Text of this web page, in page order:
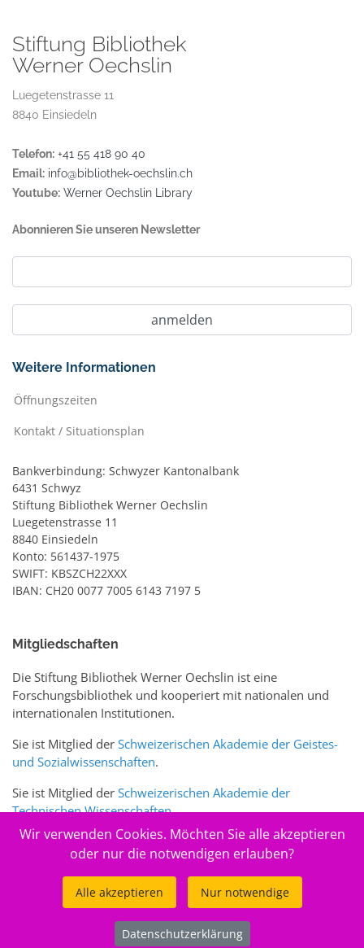
Stiftung Bibliothek
Werner Oechslin
Luegetenstrasse 11
8840 Einsiedeln
Telefon: +41 55 418 90 40
Email: info@bibliothek-oechslin.ch
Youtube: Werner Oechslin Library
Abonnieren Sie unseren Newsletter
Weitere Informationen
Öffnungszeiten
Kontakt / Situationsplan
Bankverbindung: Schwyzer Kantonalbank
6431 Schwyz
Stiftung Bibliothek Werner Oechslin
Luegetenstrasse 11
8840 Einsiedeln
Konto: 561437-1975
SWIFT: KBSZCH22XXX
IBAN: CH20 0077 7005 6143 7197 5
Mitgliedschaften
Die Stiftung Bibliothek Werner Oechslin ist eine
Forschungsbibliothek und kooperiert mit nationalen und
internationalen Institutionen.
Sie ist Mitglied der Schweizerischen Akademie der Geistes-
und Sozialwissenschaften.
Sie ist Mitglied der Schweizerischen Akademie der
Technischen Wissenschaften.
Sie ist zudem Mitglied des Schweizer Portalswww.sciences-
Stiftung Bibliothek Werner Oechslin
Wir verwenden Cookies. Möchten Sie alle akzeptieren
oder nur die notwendigen erlauben?
Alle akzeptieren Nur notwendige
Datenschutzerklärung